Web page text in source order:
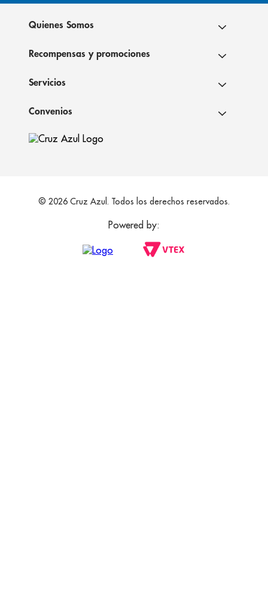
Quienes Somos
Recompensas y promociones
Servicios
Convenios
© 2026 Cruz Azul. Todos los derechos reservados.
Powered by: